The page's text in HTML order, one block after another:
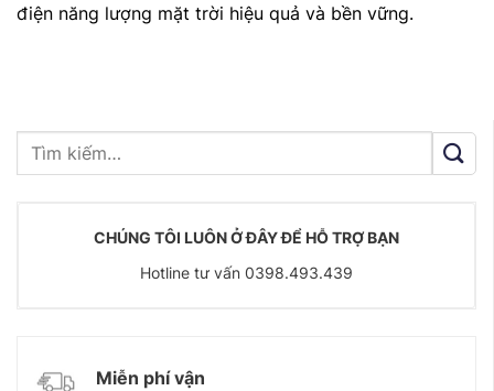
CHÚNG TÔI LUÔN Ở ĐÂY ĐỂ HỖ TRỢ BẠN
Hotline tư vấn 0398.493.439
Miễn phí vận
điện năng lượng mặt trời hiệu quả và bền vững.